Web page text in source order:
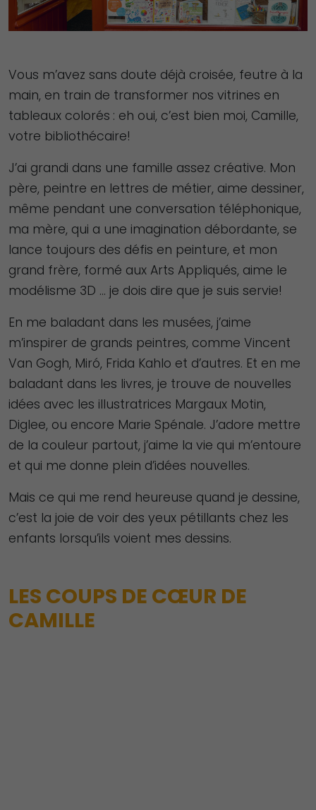
Vous m’avez sans doute déjà croisée, feutre à la
main, en train de transformer nos vitrines en
tableaux colorés : eh oui, c’est bien moi, Camille,
votre bibliothécaire!
J’ai grandi dans une famille assez créative. Mon
père, peintre en lettres de métier, aime dessiner,
même pendant une conversation téléphonique,
ma mère, qui a une imagination débordante, se
lance toujours des défis en peinture, et mon
grand frère, formé aux Arts Appliqués, aime le
modélisme 3D … je dois dire que je suis servie!
En me baladant dans les musées, j’aime
m’inspirer de grands peintres, comme Vincent
Van Gogh, Miró, Frida Kahlo et d’autres. Et en me
baladant dans les livres, je trouve de nouvelles
idées avec les illustratrices Margaux Motin,
Diglee, ou encore Marie Spénale. J’adore mettre
de la couleur partout, j’aime la vie qui m’entoure
et qui me donne plein d’idées nouvelles.
Mais ce qui me rend heureuse quand je dessine,
c’est la joie de voir des yeux pétillants chez les
enfants lorsqu’ils voient mes dessins.
LES COUPS DE CŒUR DE
CAMILLE